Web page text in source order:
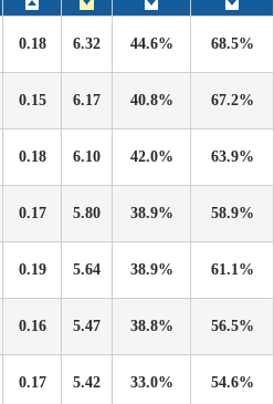
0.18 6.32 44.6% 68.5%
0.15 6.17 40.8% 67.2%
0.18 6.10 42.0% 63.9%
0.17 5.80 38.9% 58.9%
0.19 5.64 38.9% 61.1%
0.16 5.47 38.8% 56.5%
0.17 5.42 33.0% 54.6%